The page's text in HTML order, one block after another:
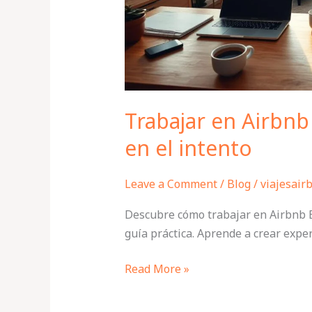
Trabajar en
en el intento
Leave a Comment/ Blog/
Descubre cómo trabajar en
guía práctica. Aprende a crear
Read More »